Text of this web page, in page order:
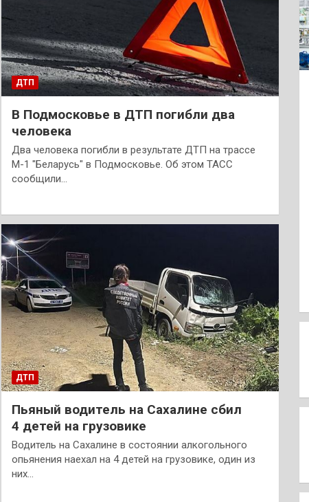
ДТП
В Подмосковье в ДТП погибли два
человека
Два человека погибли в результате ДТП на трассе
М-1 "Беларусь" в Подмосковье. Об этом ТАСС
сообщили…
ДТП
Пьяный водитель на Сахалине сбил
4 детей на грузовике
Водитель на Сахалине в состоянии алкогольного
опьянения наехал на 4 детей на грузовике, один из
них…